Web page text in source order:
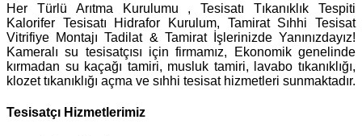
Her Türlü Arıtma Kurulumu , Tesisatı Tıkanıklık Tespiti
Kalorifer Tesisatı Hidrafor Kurulum, Tamirat Sıhhi Tesisat
Vitrifiye Montajı Tadilat & Tamirat İşlerinizde Yanınızdayız!
Kameralı su tesisatçısı için firmamız, Ekonomik genelinde
kırmadan su kaçağı tamiri, musluk tamiri, lavabo tıkanıklığı,
klozet tıkanıklığı açma ve sıhhi tesisat hizmetleri sunmaktadır.
Tesisatçı Hizmetlerimiz